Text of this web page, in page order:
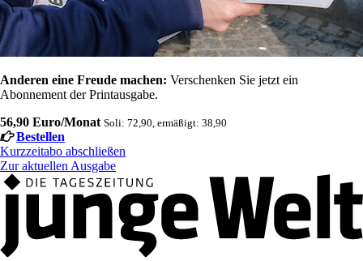
Anderen eine Freude machen: Verschenken Sie jetzt ein
Abonnement der Printausgabe.
56,90 Euro/Monat Soli: 72,90, ermäßigt: 38,90
Bestellen
Kurzzeitabo abschließen
Zur aktuellen Ausgabe